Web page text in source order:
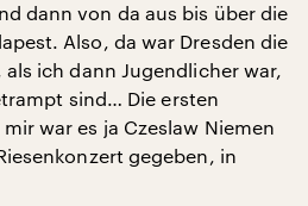
dann von da aus bis über die
Also, da war Dresden die
ich dann Jugendlicher war,
sind… Die ersten
war es ja Czeslaw Niemen
gegeben, in